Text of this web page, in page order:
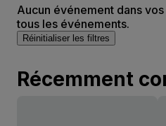
Aucun événement dans
tous les événements.
Réinitialiser les filtres
Récemment